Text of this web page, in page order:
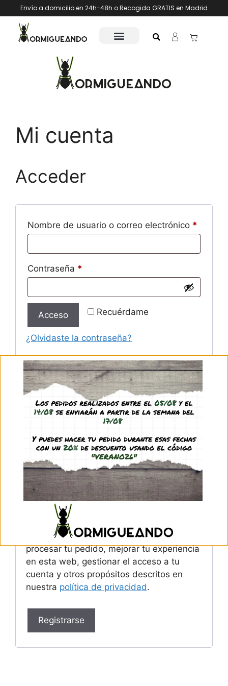
Envío a domicilio en 24h-48h o Recogida GRATIS en Madrid
Mi cuenta
Acceder
Nombre de usuario o correo electrónico *
Contraseña *
Recuérdame
Acceso
¿Olvidaste la contraseña?
Registrarse
Dirección de correo electrónico*
Se enviará un enlace a tu dirección de
correo electrónico para establecer una
nueva contraseña.
Tus datos personales se utilizarán para
procesar tu pedido, mejorar tu experiencia
en esta web, gestionar el acceso a tu
cuenta y otros propósitos descritos en
nuestra política de privacidad.
Registrarse